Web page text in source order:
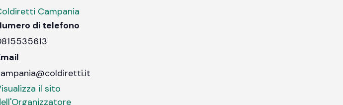
Campania
di telefono
il sito